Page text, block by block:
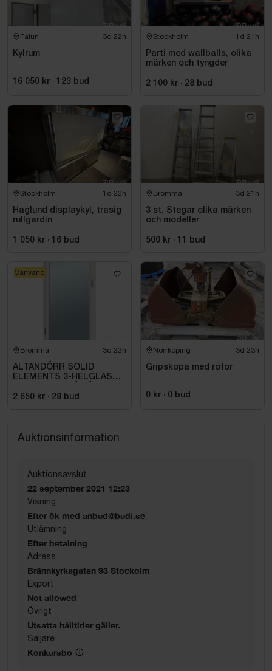
Trall: 8,20m x 3,80m x 0,50 - 0,10m
El framdragen 3-fas
*notera att några få sprickor i tre glasrutor finns.
*notera att nedmontering sker av köpare
Falun 3d 22h
Kylrum
16 050 kr · 123 bud
Stockholm 1d 21h
Parti med wallballs, olika
märken och tyngder
2 100 kr · 28 bud
Stockholm 1d 22h
Haglund displaykyl, trasig
rullgardin
1 050 kr · 16 bud
Bromma 3d 21h
3 st. Stegar olika märken
och modeller
500 kr · 11 bud
Bromma 3d 22h
ALTANDÖRR SOLID
ELEMENTS 3-HELGLAS
2 650 kr · 29 bud
Oanvänd
Norrköping 3d 23h
Gripskopa med rotor
0 kr · 0 bud
Auktionsinformation
Auktionsavslut
22 september 2021 12:23
Visning
Efter ök med anbud@budi.se
Utlämning
Efter betalning
Adress
Brännkyrkagatan 93 Stockolm
Export
Not allowed
Övrigt
Utsatta hålltider gäller.
Säljare
Konkursbo